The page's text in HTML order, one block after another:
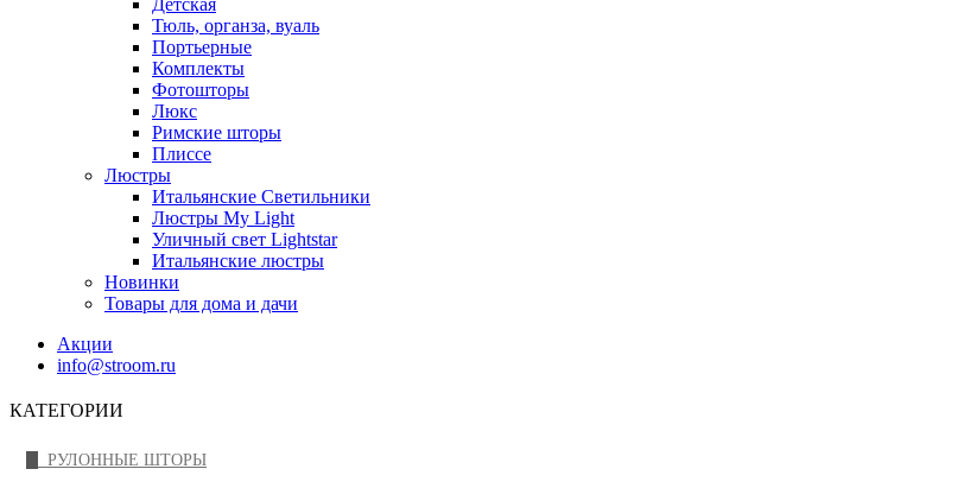
Детская
Тюль, органза, вуаль
Портьерные
Комплекты
Фотошторы
Люкс
Римские шторы
Плиссе
Люстры
Итальянские Светильники
Люстры My Light
Уличный свет Lightstar
Итальянские люстры
Новинки
Товары для дома и дачи
Акции
info@stroom.ru
КАТЕГОРИИ
РУЛОННЫЕ ШТОРЫ